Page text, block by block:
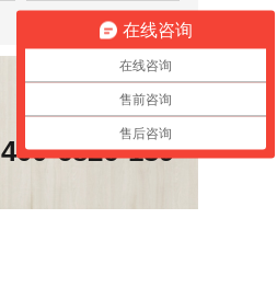
咨询热线
400-6826-139
在线咨询
在线咨询
售前咨询
售后咨询